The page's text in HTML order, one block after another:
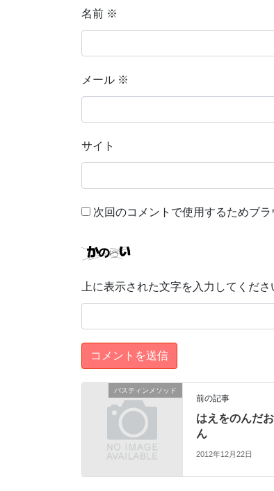
名前 ※
メール ※
サイト
次回のコメントで使用するためブ
上に表示された文字を入力してくださ
バスティンメソッド
前の記事
はえをのんだ
ん
2012年12月22日